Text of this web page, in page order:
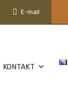
E-mail
KONTAKT